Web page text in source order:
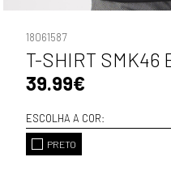
18061587
T-SHIRT SMK46
39.99€
ESCOLHA A COR:
PRETO